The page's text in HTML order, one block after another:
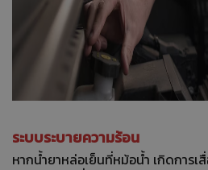
ระบบระบายความร้อน
หากน้ำยาหล่อเย็นที่หม้อน้ำ เกิดการ